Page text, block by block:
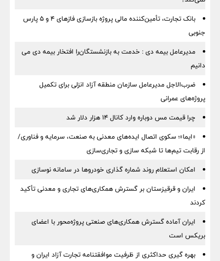
بانک تجارت، تأمین‌کننده مالی پروژه بازسازی فازهای ۴ و ۵ پارس
جنوبی
مدیرعامل بیمه دی : خدمت به بازنشستگان‌را افتخار بیمه دی می
دانیم
ضرب‌الاجل مدیرعامل سازمان منطقه آزاد انزلی برای تكمیل
پروژه‌های عمرانی
چرا قیمت مس دوباره وارد کانال ۱۴ هزار دلار شد
«ایما»؛ سکوی اتصال ایده‌های معدنی به صنعت، سرمایه و فناوری/
از رقابت تیم‌ها تا شبکه سازی و تجاری‌سازی
امکان استعلام روند شماره گذاری خودروها در سامانه نوسازی
ایران و قرقیزستان بر گسترش همکاری‌های تجاری و معدنی تأکید
کردند
ایران آماده گسترش همکاری‌های صنعتی پروژه‌محور با اعضای
بریکس است
بهره گیری حداکثری از ظرفیت موافقتنامه تجارت آزاد ایران و